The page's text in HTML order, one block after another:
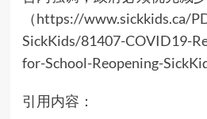
（https://www.sickkids.ca/
SickKids/81407-COVID19-
for-School-Reopening-
引用内容：